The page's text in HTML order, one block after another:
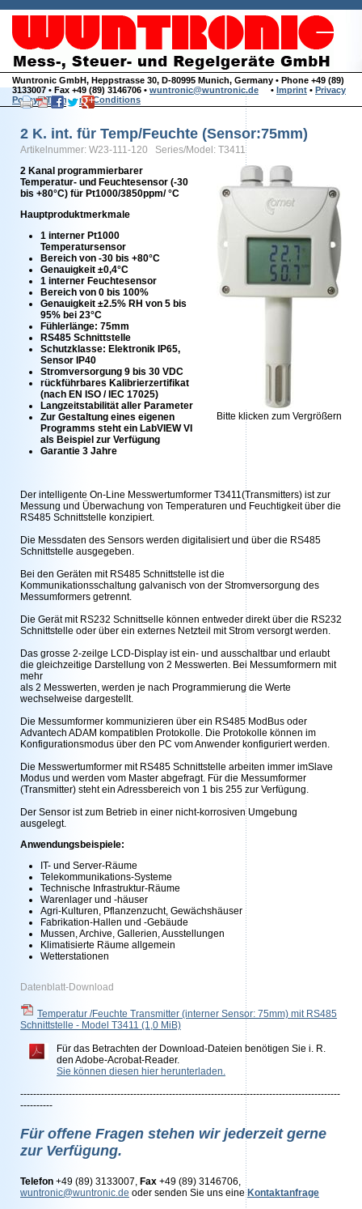
Wuntronic GmbH, Heppstrasse 30, D-80995 Munich, Germany • Phone +49 (89)
3133007 • Fax +49 (89) 3146706 • wuntronic@wuntronic.de • Imprint • Privacy
Policy•Terms and Conditions
2 K. int. für Temp/Feuchte (Sensor:75mm)
Artikelnummer: W23-111-120 Series/Model: T3411
Bitte klicken zum Vergrößern
2 Kanal programmierbarer
Temperatur- und Feuchtesensor (-30
bis +80°C) für Pt1000/3850ppm/ °C
Hauptproduktmerkmale
1 interner Pt1000
Temperatursensor
Bereich von -30 bis +80°C
Genauigkeit ±0,4°C
1 interner Feuchtesensor
Bereich von 0 bis 100%
Genauigkeit ±2.5% RH von 5 bis
95% bei 23°C
Fühlerlänge: 75mm
RS485 Schnittstelle
Schutzklasse: Elektronik IP65,
Sensor IP40
Stromversorgung 9 bis 30 VDC
rückführbares Kalibrierzertifikat
(nach EN ISO / IEC 17025)
Langzeitstabilität aller Parameter
Zur Gestaltung eines eigenen
Programms steht ein LabVIEW VI
als Beispiel zur Verfügung
Garantie 3 Jahre
Der intelligente On-Line Messwertumformer T3411(Transmitters) ist zur
Messung und Überwachung von Temperaturen und Feuchtigkeit über die
RS485 Schnittstelle konzipiert.
Die Messdaten des Sensors werden digitalisiert und über die RS485
Schnittstelle ausgegeben.
Bei den Geräten mit RS485 Schnittstelle ist die
Kommunikationsschaltung galvanisch von der Stromversorgung des
Messumformers getrennt.
Die Gerät mit RS232 Schnittselle können entweder direkt über die RS232
Schnittstelle oder über ein externes Netzteil mit Strom versorgt werden.
Das grosse 2-zeilge LCD-Display ist ein- und ausschaltbar und erlaubt
die gleichzeitige Darstellung von 2 Messwerten. Bei Messumformern mit
mehr
als 2 Messwerten, werden je nach Programmierung die Werte
wechselweise dargestellt.
Die Messumformer kommunizieren über ein RS485 ModBus oder
Advantech ADAM kompatiblen Protokolle. Die Protokolle können im
Konfigurationsmodus über den PC vom Anwender konfiguriert werden.
Die Messwertumformer mit RS485 Schnittstelle arbeiten immer imSlave
Modus und werden vom Master abgefragt. Für die Messumformer
(Transmitter) steht ein Adressbereich von 1 bis 255 zur Verfügung.
Der Sensor ist zum Betrieb in einer nicht-korrosiven Umgebung
ausgelegt.
Anwendungsbeispiele:
IT- und Server-Räume
Telekommunikations-Systeme
Technische Infrastruktur-Räume
Warenlager und -häuser
Agri-Kulturen, Pflanzenzucht, Gewächshäuser
Fabrikation-Hallen und -Gebäude
Mussen, Archive, Gallerien, Ausstellungen
Klimatisierte Räume allgemein
Wetterstationen
Datenblatt-Download
Temperatur /Feuchte Transmitter (interner Sensor: 75mm) mit RS485
Schnittstelle - Model T3411 (1,0 MiB)
Für das Betrachten der Download-Dateien benötigen Sie i. R.
den Adobe-Acrobat-Reader.
Sie können diesen hier herunterladen.
---------------------------------------------------------------------------------------------------
----------
Für offene Fragen stehen wir jederzeit gerne
zur Verfügung.
Telefon +49 (89) 3133007, Fax +49 (89) 3146706,
wuntronic@wuntronic.de oder senden Sie uns eine Kontaktanfrage